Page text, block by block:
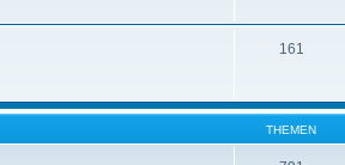
161
THEMEN